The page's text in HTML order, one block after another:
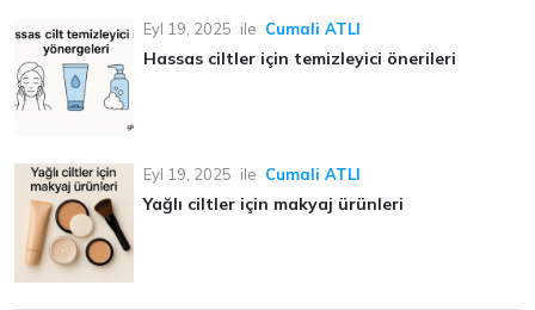
Eyl 19, 2025 ile Cumali ATLI
Hassas ciltler için temizleyici önerileri
Eyl 19, 2025 ile Cumali ATLI
Yağlı ciltler için makyaj ürünleri